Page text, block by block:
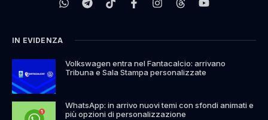
IN EVIDENZA
Volkswagen entra nel Fantacalcio: arrivano
Tribuna e Sala Stampa personalizzate
WhatsApp: in arrivo nuovi temi con sfondi animati e
più opzioni di personalizzazione